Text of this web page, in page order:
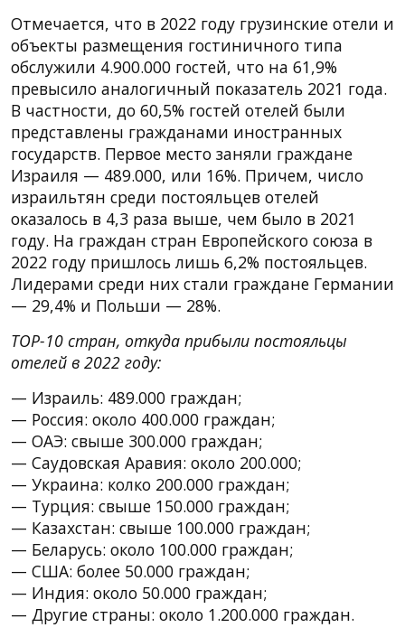
Отмечается, что в 2022 году грузинские отели и
объекты размещения гостиничного типа
обслужили 4.900.000 гостей, что на 61,9%
превысило аналогичный показатель 2021 года.
В частности, до 60,5% гостей отелей были
представлены гражданами иностранных
государств. Первое место заняли граждане
Израиля — 489.000, или 16%. Причем, число
израильтян среди постояльцев отелей
оказалось в 4,3 раза выше, чем было в 2021
году. На граждан стран Европейского союза в
2022 году пришлось лишь 6,2% постояльцев.
Лидерами среди них стали граждане Германии
— 29,4% и Польши — 28%.
TOP-10 стран, откуда прибыли постояльцы
отелей в 2022 году:
— Израиль: 489.000 граждан;
— Россия: около 400.000 граждан;
— ОАЭ: свыше 300.000 граждан;
— Саудовская Аравия: около 200.000;
— Украина: колко 200.000 граждан;
— Турция: свыше 150.000 граждан;
— Казахстан: свыше 100.000 граждан;
— Беларусь: около 100.000 граждан;
— США: более 50.000 граждан;
— Индия: около 50.000 граждан;
— Другие страны: около 1.200.000 граждан.